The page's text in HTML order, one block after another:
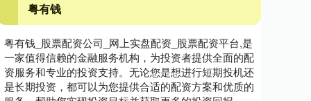
粤有钱
粤有钱_股票配资公司_网上实盘配资_股票配资平台,是
一家值得信赖的金融服务机构，为投资者提供全面的配
资服务和专业的投资支持。无论您是想进行短期投机还
是长期投资，都可以为您提供合适的配资方案和优质的